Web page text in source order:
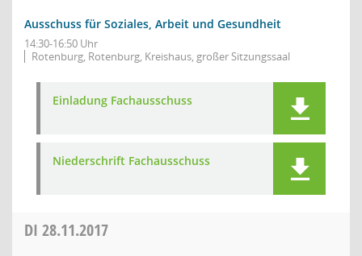
Ausschuss für Soziales, Arbeit und Gesundheit
14:30-16:50 Uhr
Rotenburg, Rotenburg, Kreishaus, großer Sitzungssaal
Einladung Fachausschuss
Niederschrift Fachausschuss
DI 28.11.2017